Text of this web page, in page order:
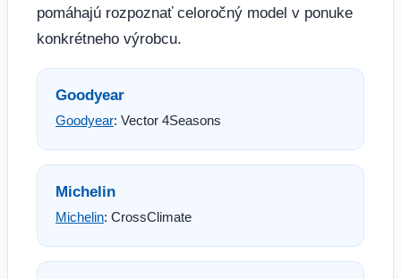
pomáhajú rozpoznať celoročný model v ponuke
konkrétneho výrobcu.
Goodyear
Goodyear: Vector 4Seasons
Michelin
Michelin: CrossClimate